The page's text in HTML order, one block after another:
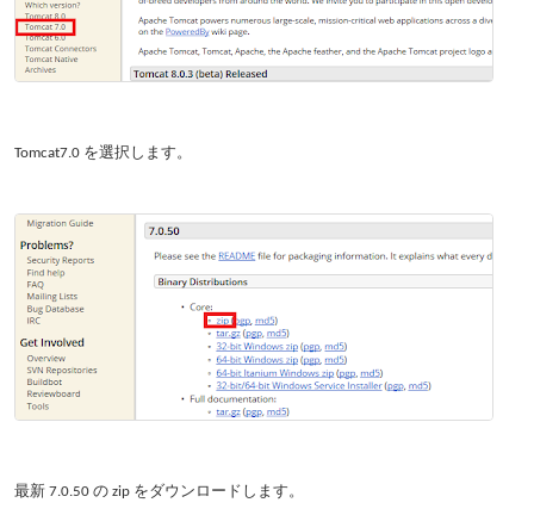
Tomcat7.0 を選択します。
最新 7.0.50 の zip をダウンロードします。